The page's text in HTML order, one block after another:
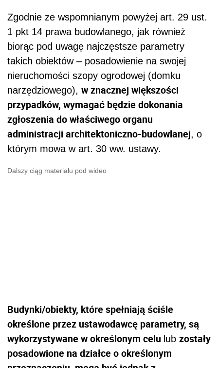
Zgodnie ze wspomnianym powyżej art. 29 ust.
1 pkt 14 prawa budowlanego, jak również
biorąc pod uwagę najczęstsze parametry
takich obiektów – posadowienie na swojej
nieruchomości szopy ogrodowej (domku
narzędziowego), w znacznej większości
przypadków, wymagać będzie dokonania
zgłoszenia do właściwego organu
administracji architektoniczno-budowlanej, o
którym mowa w art. 30 ww. ustawy.
Dalszy ciąg materiału pod wideo
Budynki/obiekty, które spełniają ściśle
określone przez ustawodawcę parametry, są
wykorzystywane w określonym celu lub zostały
posadowione na działce o określonym